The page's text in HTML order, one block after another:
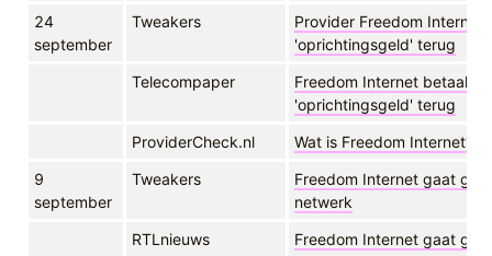
24
september
Tweakers
Provider Freedom
'oprichtingsgeld' terug
Telecompaper
Freedom Internet betaalt
'oprichtingsgeld' terug
ProviderCheck.nl
Wat is Freedom Internet?
9
september
Tweakers
Freedom Internet gaat
netwerk
RTLnieuws
Freedom Internet gaat